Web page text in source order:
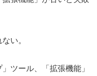
い。
ツール、「拡張機能」